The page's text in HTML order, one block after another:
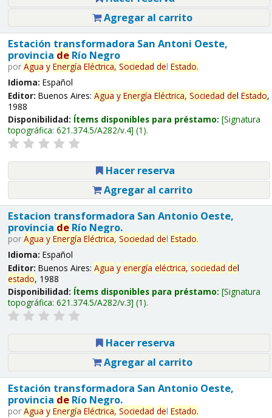
Agregar al carrito
Estación transformadora San Antoni Oeste,
provincia deRío Negro
por Agua y Energía Eléctrica, Sociedad del Estado.
Idioma: Español
Editor: Buenos Aires: Agua y Energía Eléctrica, Sociedad del Estado,
1988
Disponibilidad: Ítems disponibles para préstamo: Signatura
topográfica: 621.374.5/A282/v.4 (1).
Hacer reserva
Agregar al carrito
Estacion transformadora San Antonio Oeste,
provincia deRío Negro.
por Agua y Energía Eléctrica, Sociedad del Estado.
Idioma: Español
Editor: Buenos Aires: Agua y energía eléctrica, sociedad del
estado, 1988
Disponibilidad: Ítems disponibles para préstamo: Signatura
topográfica: 621.374.5/A282/v.3 (1).
Hacer reserva
Agregar al carrito
Estación transformadora San Antonio Oeste,
provincia deRío Negro.
por Agua y Energía Eléctrica, Sociedad del Estado.